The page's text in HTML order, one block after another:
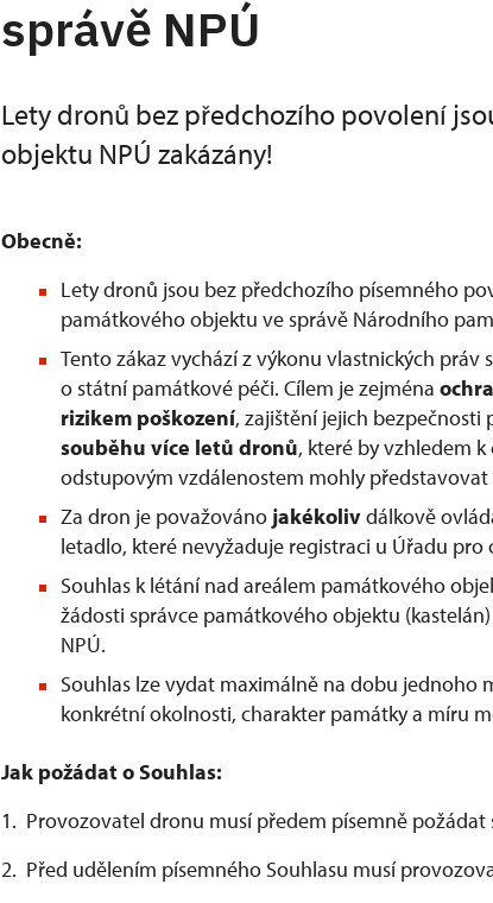
správě NPÚ
Lety dronů bez předchozího povolení
objektu NPÚ zakázány!
Obecně:
Lety dronů jsou bez předchozího písemného
památkového objektu ve správě Národního
Tento zákaz vychází z výkonu vlastnických
o státní památkové péči. Cílem je zejména
rizikem poškození, zajištění jejich bezpečnosti
souběhu více letů dronů, které by vzhledem
odstupovým vzdálenostem mohly
Za dron je považováno jakékolivdálkově
letadlo, které nevyžaduje registraci u Úřadu pro
Souhlas k létání nad areálem památkového
žádosti správce památkového objektu
NPÚ.
Souhlas lze vydat maximálně na dobu jednoho
konkrétní okolnosti, charakter památky a míru
Jak požádat o Souhlas:
1. Provozovatel dronu musí předem písemně
2. Před udělením písemného Souhlasu musí